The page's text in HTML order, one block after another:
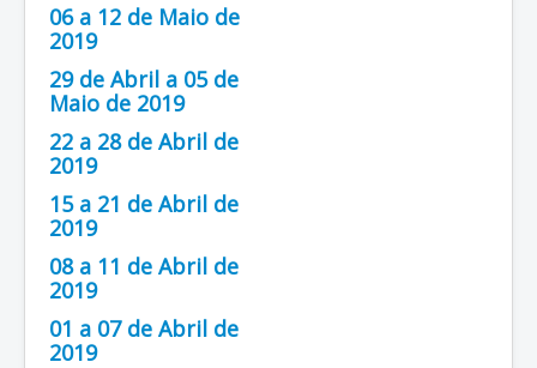
06 a 12 de Maio de
2019
29 de Abril a 05 de
Maio de 2019
22 a 28 de Abril de
2019
15 a 21 de Abril de
2019
08 a 11 de Abril de
2019
01 a 07 de Abril de
2019